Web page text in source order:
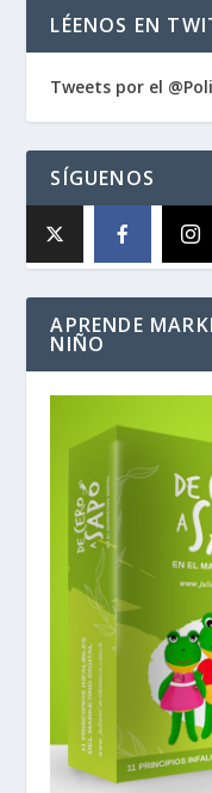
LÉENOS EN
Tweets por el
SÍGUENOS
APRENDE
NIÑO